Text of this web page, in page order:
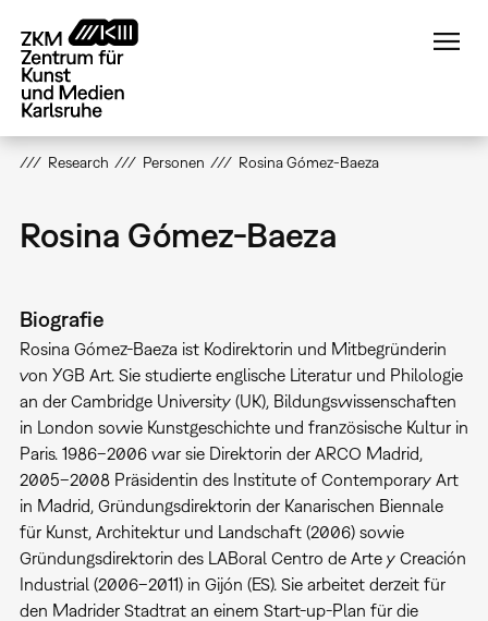
zum
Inhalt
Research Personen Rosina Gómez-Baeza
Rosina Gómez-Baeza
Biografie
Rosina Gómez-Baeza ist Kodirektorin und Mitbegründerin
von YGB Art. Sie studierte englische Literatur und Philologie
an der Cambridge University (UK), Bildungswissenschaften
in London sowie Kunstgeschichte und französische Kultur in
Paris. 1986–2006 war sie Direktorin der ARCO Madrid,
2005–2008 Präsidentin des Institute of Contemporary Art
in Madrid, Gründungsdirektorin der Kanarischen Biennale
für Kunst, Architektur und Landschaft (2006) sowie
Gründungsdirektorin des LABoral Centro de Arte y Creación
Industrial (2006–2011) in Gijón (ES). Sie arbeitet derzeit für
den Madrider Stadtrat an einem Start-up-Plan für die